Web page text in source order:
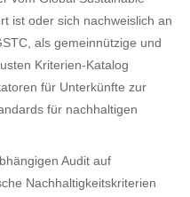
ist oder sich nachweislich an
als gemeinnützige und
Kriterien-Katalog
für Unterkünfte zur
für nachhaltigen
Audit auf
Nachhaltigkeitskriterien